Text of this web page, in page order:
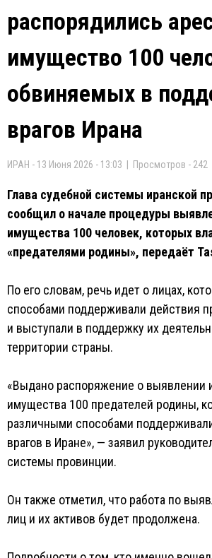
распорядились
имущество 100
обвиняемых в
врагов Ирана
ИРАН - 13 Июня 2026 - 13:03 | Просмотров - 242
Глава судебной системы иранской
сообщил о начале процедуры
имущества 100 человек, которых
«предателями родины», передаёт
По его словам, речь идет о лицах,
способами поддерживали действия
и выступали в поддержку их
территории страны.
«Выдано распоряжение о выявлении
имущества 100 предателей родины,
различными способами
врагов в Иране», — заявил
системы провинции.
Он также отметил, что работа по
лиц и их активов будет продолжена.